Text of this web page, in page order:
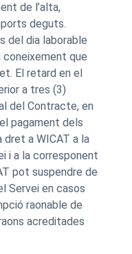
de l’alta,
deguts.
del dia laborable
coneixement que
El retard en el
a tres (3)
del Contracte, en
pagament dels
dret a WICAT a la
i a la corresponent
pot suspendre de
Servei en casos
raonable de
acreditades